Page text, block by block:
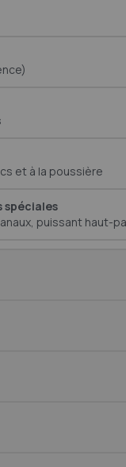
et à la poussière
puissant haut-